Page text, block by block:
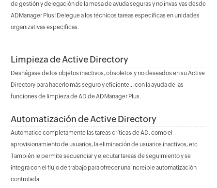
de gestión y delegación de la mesa de ayuda seguras y no invasivas desde
ADManager Plus! Delegue a los técnicos tareas específicas en unidades
organizativas específicas.
Limpieza de Active Directory
Deshágase de los objetos inactivos, obsoletos y no deseados en su Active
Directory para hacerlo más seguro y eficiente... con la ayuda de las
funciones de limpieza de AD de ADManager Plus.
Automatización de Active Directory
Automatice completamente las tareas críticas de AD, como el
aprovisionamiento de usuarios, la eliminación de usuarios inactivos, etc.
También le permite secuenciar y ejecutar tareas de seguimiento y se
integra con el flujo de trabajo para ofrecer una increíble automatización
controlada.